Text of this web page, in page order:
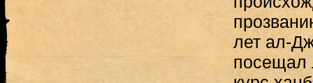
лет ал-
посещал